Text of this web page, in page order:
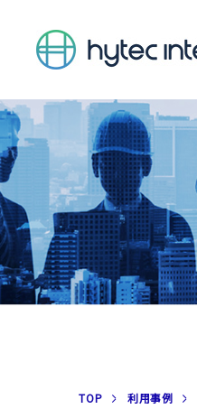
TOP 利用事例